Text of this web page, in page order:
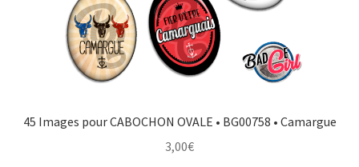
45 Images pour CABOCHON OVALE • BG00758 • Camargue
3,00€